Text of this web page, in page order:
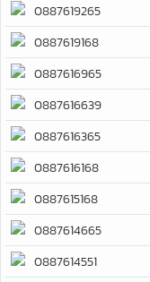
0887619265
0887619168
0887616965
0887616639
0887616365
0887616168
0887615168
0887614665
0887614551